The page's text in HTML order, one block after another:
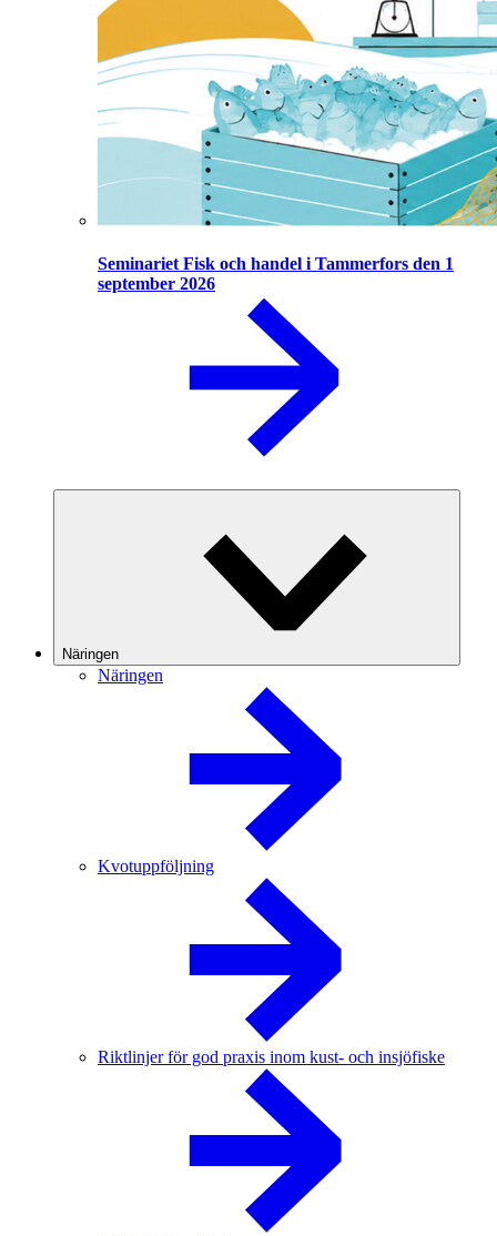
Seminariet Fisk och handel i Tammerfors den 1
september 2026
Näringen
Näringen
Kvotuppföljning
Riktlinjer för god praxis inom kust- och insjöfiske